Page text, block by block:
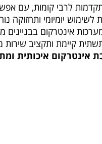
לרבי קומות, עם
יומיומי ותחזוקה
אינטרקום בבניינים
קיימת ותקציב שירות
אינטרקום איכותית